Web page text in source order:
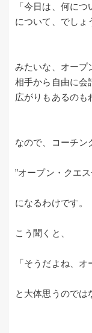
「今日は、何に
について、でしょ
みたいな、オープ
相手から自由に会
広がりもあるのも
なので、コーチン
”オープン・クエ
になるわけです。
こう聞くと、
「そうだよね、
と大体思うのでは